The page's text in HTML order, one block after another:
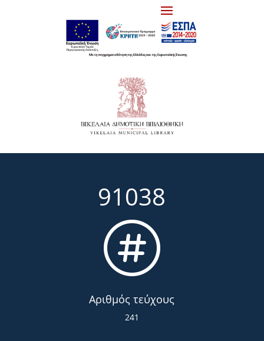
91038

Αριθμός τεύχους
241